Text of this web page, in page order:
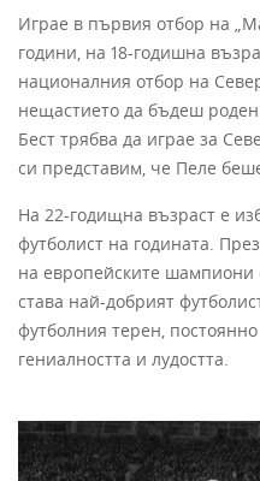
Играе в първия отбор на
години, на 18-годишна
националния отбор на
нещастието да бъдеш
Бест трябва да играе за
си представим, че Пеле
На 22-годищна възраст е
футболист на годината.
на европейските
става най-добрият
футболния терен,
гениалността и лудостта.